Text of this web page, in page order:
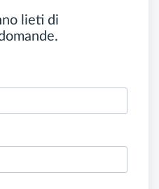
lieti di